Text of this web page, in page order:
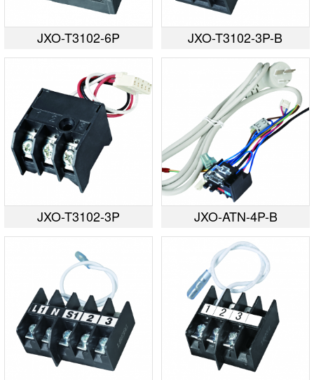
JXO-T3102-6P JXO-T3102-3P-B
JXO-T3102-3P JXO-ATN-4P-B